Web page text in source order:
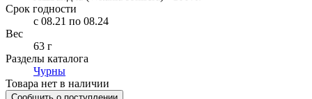
Срок годности
c 08.21 по 08.24
Вес
63 г
Разделы каталога
Чурны
Товара нет в наличии